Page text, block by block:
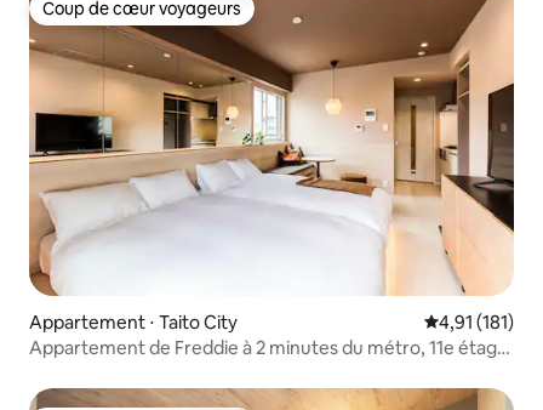
Coup de cœur voyageurs
Coup de cœur voyageurs
Appartement ⋅ Taito City Évaluation
4,91 (181)
Appartement de Freddie à 2 minutes du métro, 11e étage